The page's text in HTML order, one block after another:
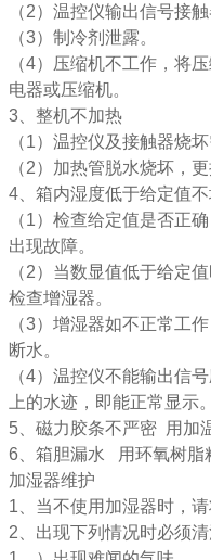
（2）温控仪输出信号接
（3）制冷剂泄露。
（4）压缩机不工作，将
电器或压缩机。
3、整机不加热
（1）温控仪及接触器烧
（2）加热管脱水烧坏，
4、箱内湿度低于给定值
（1）检查给定值是否正
出现故障。
（2）当数显值低于给定
检查增湿器。
（3）增湿器如不正常工
断水。
（4）温控仪不能输出信
上的水迹，即能正常显示
5、磁力胶条不严密 用加
6、箱胆漏水 用环氧树脂
加湿器维护
1、当不使用加湿器时，
2、出现下列情况时必须